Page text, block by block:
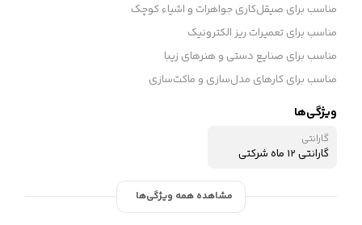
مناسب برای صیقل‌کاری جواهرات و اشیاء کوچک
مناسب برای تعمیرات ریز الکترونیک
مناسب برای صنایع دستی و هنرهای زیبا
مناسب برای کارهای مدل‌سازی و ماکت‌سازی
ویژگی‌ها
گارانتی
گارانتی 12 ماه شرکتی
مشاهده همه ویژگی‌ها